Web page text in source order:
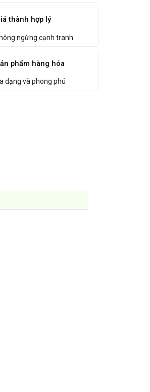
thành hợp lý
ngừng cạnh tranh
phẩm hàng hóa
dạng và phong phú